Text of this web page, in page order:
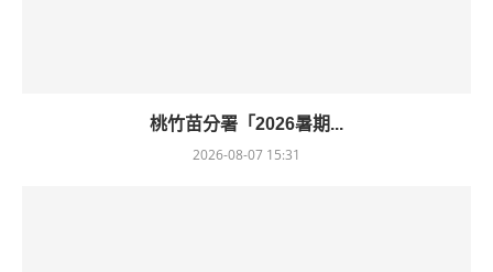
桃竹苗分署「2026暑期...
2026-08-07 15:31